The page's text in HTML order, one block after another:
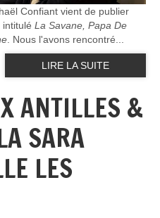
Confiant vient de publier
La Savane, Papa De
. Nous l'avons rencontré...
LIRE LA SUITE
ANTILLES &
SARA
LES